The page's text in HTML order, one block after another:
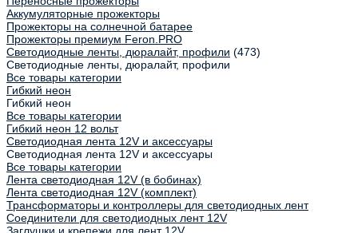
Аккумуляторные прожекторы
Прожекторы на солнечной батарее
Прожекторы премиум Feron.PRO
Светодиодные ленты, дюралайт, профили (473)
Светодиодные ленты, дюралайт, профили
Все товары категории
Гибкий неон
Гибкий неон
Все товары категории
Гибкий неон 12 вольт
Светодиодная лента 12V и аксессуары
Светодиодная лента 12V и аксессуары
Все товары категории
Лента светодиодная 12V (в бобинах)
Лента светодиодная 12V (комплект)
Трансформаторы и контроллеры для светодиодных лент
Соединители для светодиодных лент 12V